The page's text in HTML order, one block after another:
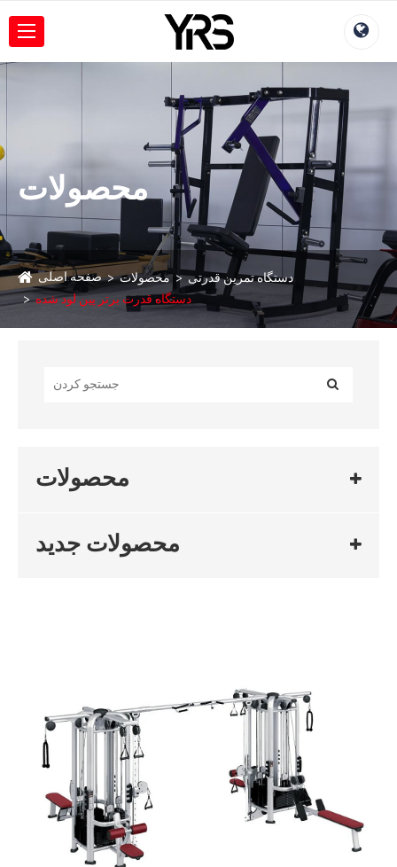
محصولات
صفحه اصلی محصولات
دستگاه تمرین قدرتی
دستگاه قدرت برتر پین لود شده
محصولات
محصولات جدید